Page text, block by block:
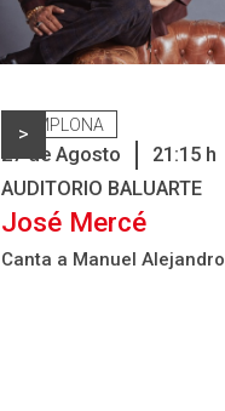
PAMPLONA
27 de Agosto 21:15 h
AUDITORIO BALUARTE
José Mercé
Canta a Manuel Alejandro
>